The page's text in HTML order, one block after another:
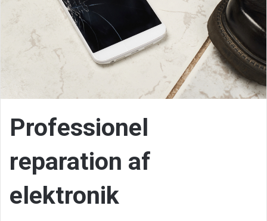
Professionel
reparation af
elektronik